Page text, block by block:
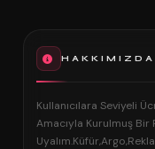
HAKKIMIZDA
Kullanıcılara Seviyeli
Amacıyla Kurulmuş